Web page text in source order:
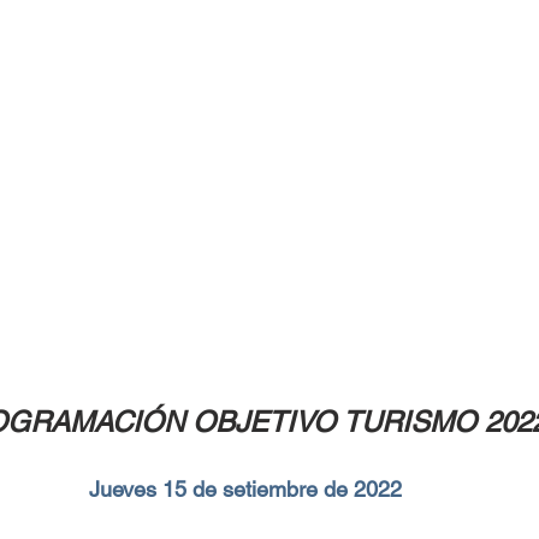
OBJETIVO TURISMO
Jueves 15 de setiembre de 2022